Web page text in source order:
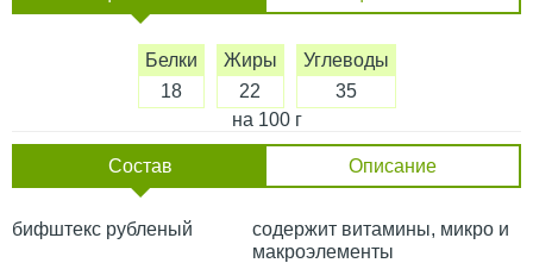
Белки
18
Жиры
22
Углеводы
35
на 100 г
Состав Описание
бифштекс рубленый
содержит витамины, микро и
макроэлементы